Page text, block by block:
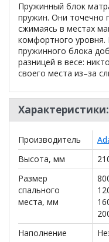
Пружинный блок
пружин. Они точечно
сжимаясь в местах
комфортного уровня.
пружинного блока
разницей в весе:
своего места из–за
Чехол из трикота,
дополнительную
и создает
Состав матраса:
Пена Soft Foam –
Кокосовая
Термовойлок;
Блок
Кокосовая
Характеристики:
Производитель
Высота, мм
Размер
спального
места, мм
Наполнение